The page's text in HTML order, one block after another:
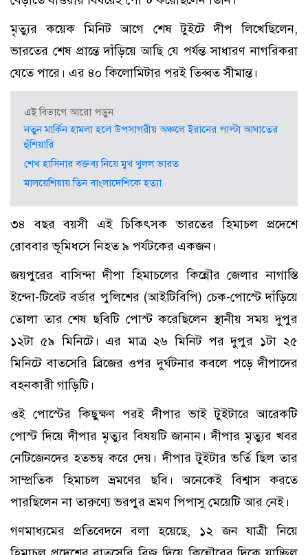
মৃত্যুর কয়েক মিনিট আগে শেষ টুইটে দীপ লিখেছিলেন,
ভারতের শেষ প্রান্তে দাঁড়িয়ে আছি যে পর্যন্ত সাধারণ নাগরিকরা
যেতে পারে। এর ৪০ কিলোমিটার পরই তিব্বত সীমান্ত।
এই বিভাগে আরো পড়ুন
নতুন মার্কিন হামলা হলে উপসাগরীয় অঞ্চলে ইরানের পাল্টা আঘাতের
হুঁশিয়ারি
শেখ হাসিনার বক্তব্য নিয়ে মুখ খুলল ভারত
মালয়েশিয়ায় তিন বাংলাদেশিকে হত্যা
৩৪ বছর বয়সী এই চিকিৎসক ভারতের হিমাচল প্রদেশে
রোববার ভূমিধসে নিহত ৯ পর্যটকের একজন।
জয়পুরের বাসিন্দা দীপা হিমাচলের কিন্নৌর জেলার নাগাস্তি
ইন্দো-টিবেট বর্ডার পুলিশের (আইটিবিপি) চেক-পোস্টে দাঁড়িয়ে
তোলা তার শেষ ছবিটি পোস্ট করেছিলেন স্থানীয় সময় দুপুর
১২টা ৫৯ মিনিটে। এর মাত্র ২৬ মিনিট পর দুপুর ১টা ২৫
মিনিটে বাতসেরি ব্রিজের ওপর দুর্ঘটনার কবলে পড়ে দীপাদের
বহনকারী গাড়িটি।
ওই পোস্টের কিছুক্ষণ পরই দীপার ভাই টুইটারে আরেকটি
পোস্ট দিয়ে দীপার মৃত্যুর বিষয়টি জানান। দীপার মৃত্যুর খবর
নেটিজেনদের হতভম্ব করে দেয়। দীপার টুইটার ভর্তি ছিল তার
সাম্প্রতিক হিমাচল ভ্রমণের ছবি। অনেকেই বিশ্বাস করতে
পারছিলেন না তারুণ্যে ভরপুর ভ্রমণ পিপাসু মেয়েটি আর নেই।
গণমাধ্যমের প্রতিবেদনে বলা হয়েছে, ১২ জন যাত্রী নিয়ে